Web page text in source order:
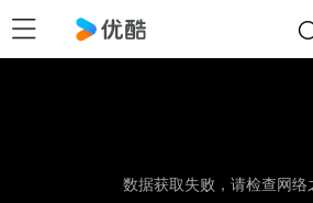
数据获取失败，请检查网络